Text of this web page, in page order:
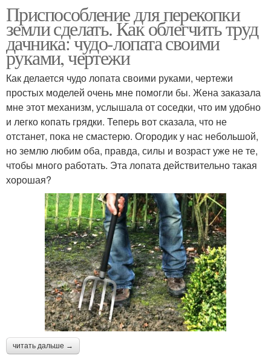
Приспособление для перекопки
земли сделать. Как облегчить труд
дачника: чудо-лопата своими
руками, чертежи
Как делается чудо лопата своими руками, чертежи
простых моделей очень мне помогли бы. Жена заказала
мне этот механизм, услышала от соседки, что им удобно
и легко копать грядки. Теперь вот сказала, что не
отстанет, пока не смастерю. Огородик у нас небольшой,
но землю любим оба, правда, силы и возраст уже не те,
чтобы много работать. Эта лопата действительно такая
хорошая?
читать дальше →